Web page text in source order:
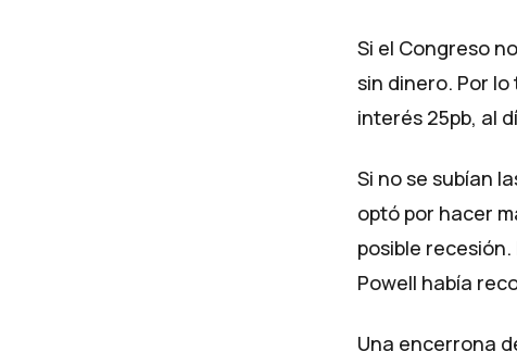
Si el Congreso
sin dinero. Por
interés 25pb, al
Si no se subían
optó por hacer
posible
Powell había
Una encerrona